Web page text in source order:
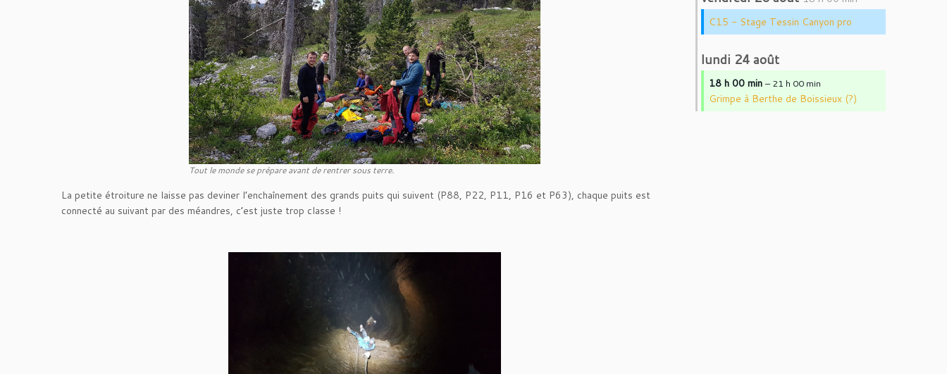
Tout le monde se prépare avant de rentrer sous terre.
La petite étroiture ne laisse pas deviner l’enchaînement des grands puits qui suivent (P88, P22, P11, P16 et P63), chaque puits est
connecté au suivant par des méandres, c’est juste trop classe !
C15 - Stage Tessin Canyon pro
lundi 24août
18 h 00 min – 21 h 00 min
Grimpe à Berthe de Boissieux (?)